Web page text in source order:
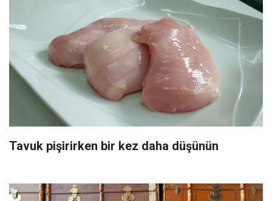
Tavuk pişirirken bir kez daha düşünün